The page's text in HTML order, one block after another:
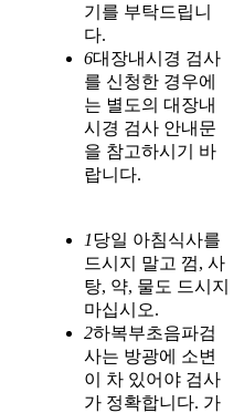
기를 부탁드립니
다.
6대장내시경 검사
를 신청한 경우에
는 별도의 대장내
시경 검사 안내문
을 참고하시기 바
랍니다.
1당일 아침식사를
드시지 말고 껌, 사
탕, 약, 물도 드시지
마십시오.
2하복부초음파검
사는 방광에 소변
이 차 있어야 검사
가 정확합니다. 가